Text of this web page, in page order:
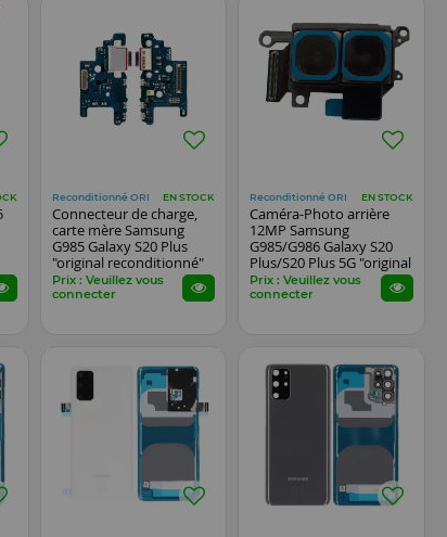
Reconditionné ORI EN STOCK
Connecteur de charge,
carte mère Samsung
G985 Galaxy S20 Plus
"original reconditionné"
Prix : Veuillez vous
connecter
Reconditionné ORI EN STOCK
Caméra-Photo arrière
12MP Samsung
G985/G986 Galaxy S20
Plus/S20 Plus 5G "original
reconditionné"
Prix : Veuillez vous
connecter